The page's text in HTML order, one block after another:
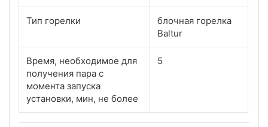
Тип горелки
блочная горелка
Baltur
Время, необходимое для
получения пара с
момента запуска
установки, мин, не более
5